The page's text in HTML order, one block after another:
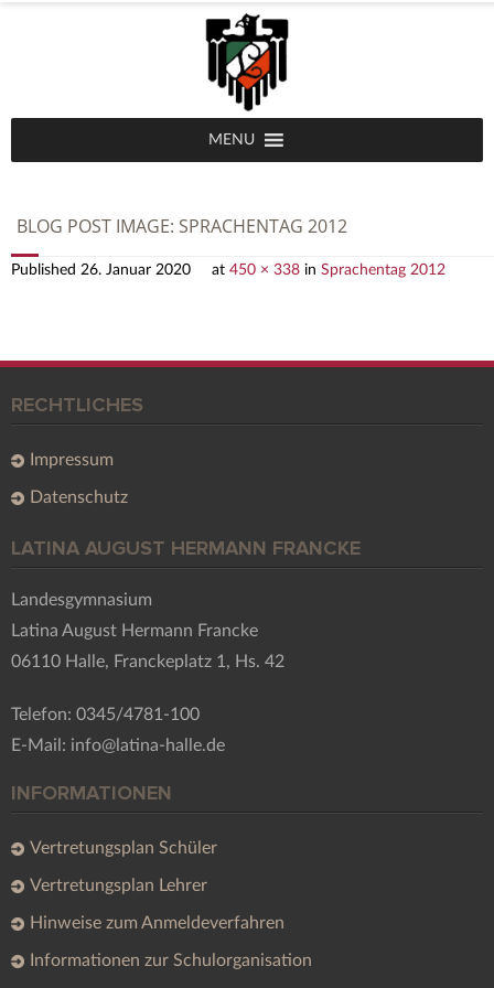
MENU
BLOG POST IMAGE: SPRACHENTAG 2012
Published 26. Januar 2020 at 450 × 338 in Sprachentag 2012
RECHTLICHES
Impressum
Datenschutz
LATINA AUGUST HERMANN FRANCKE
Landesgymnasium
Latina August Hermann Francke
06110 Halle, Franckeplatz 1, Hs. 42
Telefon: 0345/4781-100
E-Mail: info@latina-halle.de
INFORMATIONEN
Vertretungsplan Schüler
Vertretungsplan Lehrer
Hinweise zum Anmeldeverfahren
Informationen zur Schulorganisation